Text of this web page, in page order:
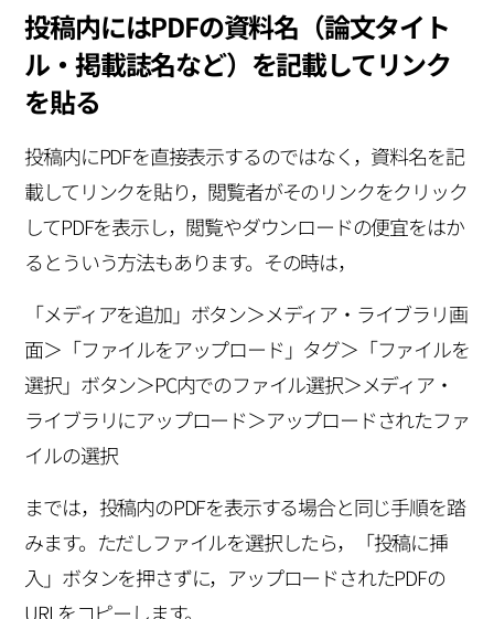
投稿内にはPDFの資料名（論文タイト
ル・掲載誌名など）を記載してリンク
を貼る
投稿内にPDFを直接表示するのではなく，資料名を記
載してリンクを貼り，閲覧者がそのリンクをクリック
してPDFを表示し，閲覧やダウンロードの便宜をはか
るとういう方法もあります。その時は，
「メディアを追加」ボタン＞メディア・ライブラリ画
面＞「ファイルをアップロード」タグ＞「ファイルを
選択」ボタン＞PC内でのファイル選択＞メディア・
ライブラリにアップロード＞アップロードされたファ
イルの選択
までは，投稿内のPDFを表示する場合と同じ手順を踏
みます。ただしファイルを選択したら，「投稿に挿
入」ボタンを押さずに，アップロードされたPDFの
URLをコピーします。